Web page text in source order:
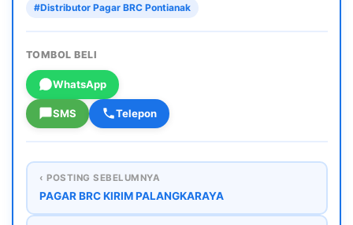
#Distributor Pagar BRC Pontianak
TOMBOL BELI
WhatsApp
SMS Telepon
‹ POSTING SEBELUMNYA
PAGAR BRC KIRIM PALANGKARAYA